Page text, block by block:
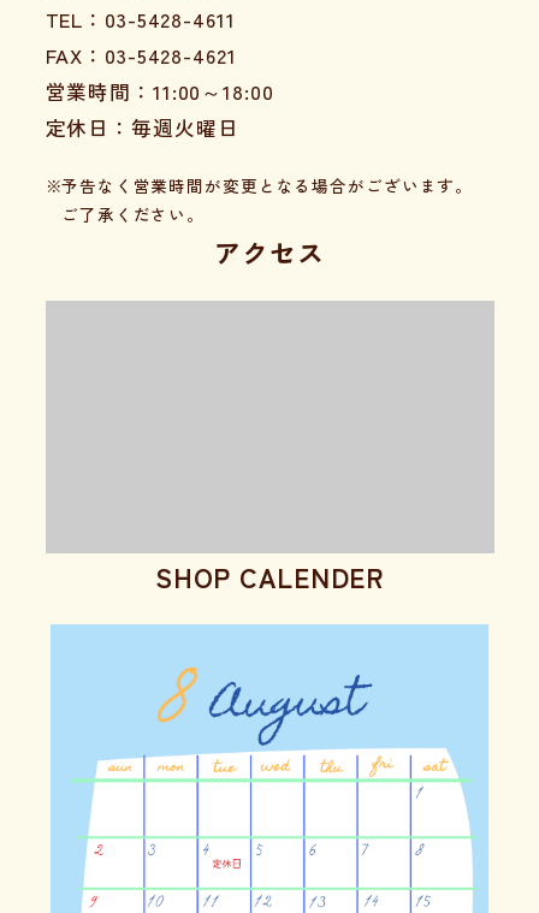
TEL：03-5428-4611
FAX：03-5428-4621
営業時間：11:00～18:00
定休日：毎週火曜日
予告なく営業時間が変更となる場合がございます。
ご了承ください。
アクセス
SHOP CALENDER